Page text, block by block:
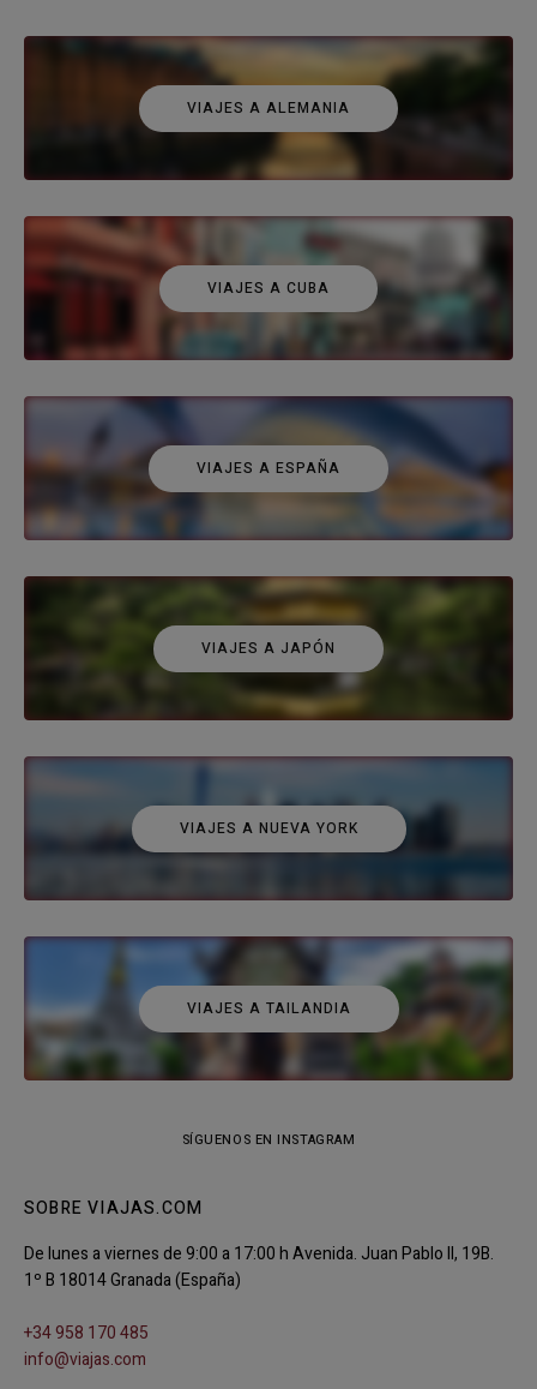
VIAJES A ALEMANIA
VIAJES A CUBA
VIAJES A ESPAÑA
VIAJES A JAPÓN
VIAJES A NUEVA YORK
VIAJES A TAILANDIA
SÍGUENOS EN INSTAGRAM
SOBRE VIAJAS.COM
De lunes a viernes de 9:00 a 17:00 h Avenida. Juan Pablo II, 19B.
1º B 18014 Granada (España)
+34 958 170 485
info@viajas.com